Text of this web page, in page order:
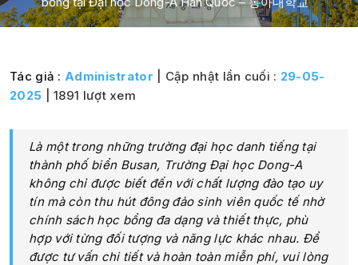
Tác giả : Administrator | Cập nhật lần cuối : 29-05-
2025 | 1891 lượt xem
Là một trong những trường đại học danh tiếng tại
thành phố biển Busan, Trường Đại học Dong-A
không chỉ được biết đến với chất lượng đào tạo uy
tín mà còn thu hút đông đảo sinh viên quốc tế nhờ
chính sách học bổng đa dạng và thiết thực, phù
hợp với từng đối tượng và năng lực khác nhau. Để
được tư vấn chi tiết và hoàn toàn miễn phí, vui lòng